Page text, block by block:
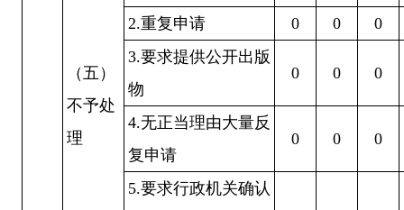
（五）
不予处
理
2.重复申请 0 0
0
3.要求提供公开出版
物
0 0 0
4.无正当理由大量反
复申请
0 0 0
5.要求行政机关确认